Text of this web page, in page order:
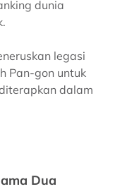
dunia
legasi
Pan-gon untuk
dalam
Dua